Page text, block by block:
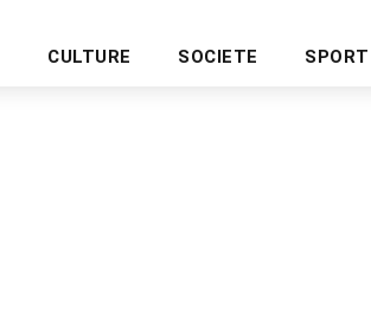
CULTURE SOCIETE SPORT